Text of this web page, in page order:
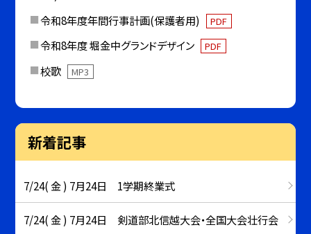
令和8年度年間行事計画(保護者用)
PDF
令和8年度 堀金中グランドデザイン PDF
校歌 MP3
新着記事
7/24( 金 ) 7月24日 1学期終業式
7/24( 金 ) 7月24日 剣道部北信越大会・全国大会壮行会